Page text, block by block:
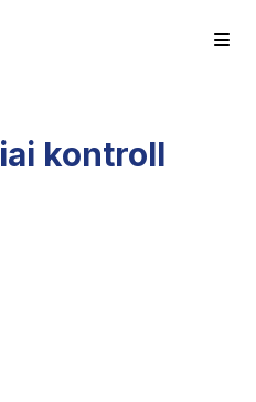
kontroll